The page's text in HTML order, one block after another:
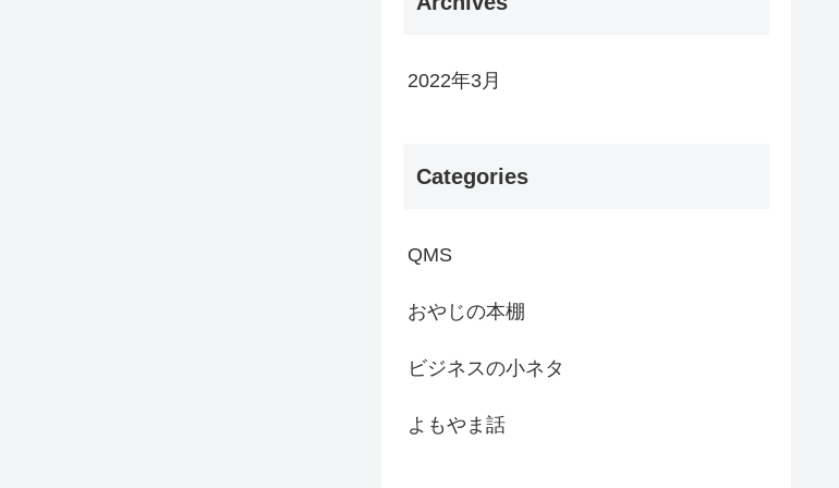
2022年3月
Categories
QMS
おやじの本棚
ビジネスの小ネタ
よもやま話